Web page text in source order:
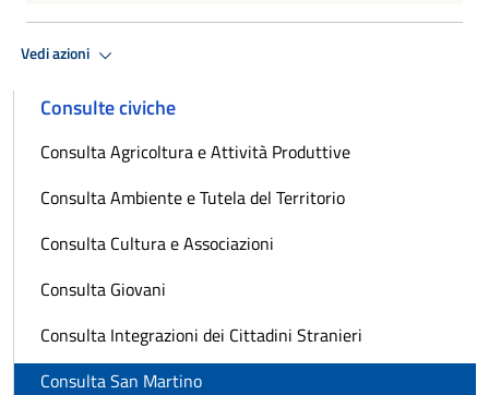
Vedi azioni
Consulte civiche
Consulta Agricoltura e Attività Produttive
Consulta Ambiente e Tutela del Territorio
Consulta Cultura e Associazioni
Consulta Giovani
Consulta Integrazioni dei Cittadini Stranieri
Consulta San Martino